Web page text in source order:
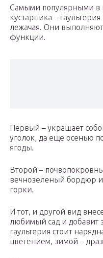
Самыми популярными в
кустарника –
лежачая. Они
функции.
Первый – украшает
уголок, да еще осенью
ягоды.
Второй –
вечнозеленый бордюр
горки.
И тот, и другой вид
любимый сад и добавит
гаультерия стоит
цветением, зимой –